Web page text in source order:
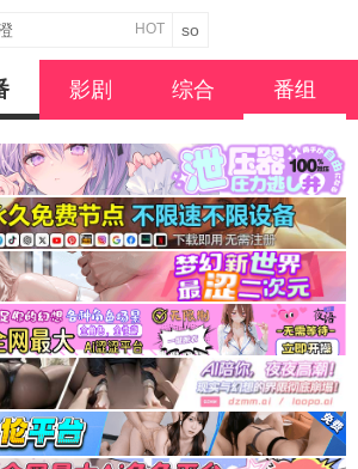
HOT
影剧 综合 番组